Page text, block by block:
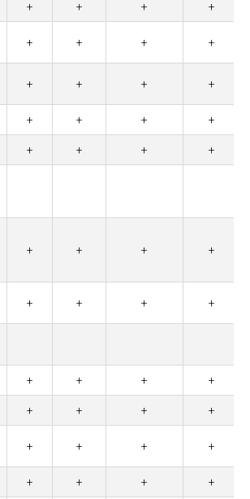
+ + +
+
+ + + +
+ + + +
+ + +
+
+ + +
+
+ + + +
+ + + +
+ + +
+
+ + +
+
+ + + +
+ + +
+